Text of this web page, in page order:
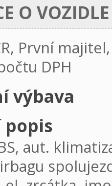
O VOZIDLE
První
DPH
výbava
aut.